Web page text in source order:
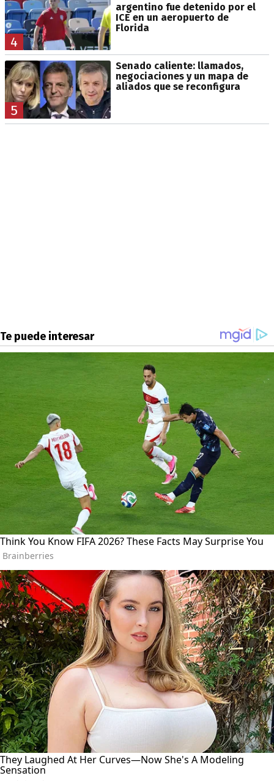
4
argentino fue detenido por el
ICE en un aeropuerto de
Florida
5
Senado caliente: llamados,
negociaciones y un mapa de
aliados que se reconfigura